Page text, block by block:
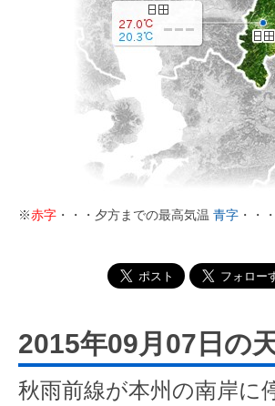
※赤字 ・・・夕方までの最高気温 青字 ・・
2015年09月07日の
秋雨前線が本州の南岸に